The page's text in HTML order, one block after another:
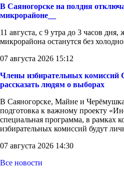
В Саяногорске на полдня
микрорайоне__
11 августа, с 9 утра до 3 часов дня,
микрорайона останутся без
07 августа 2026 15:12
Члены избирательных комиссий
рассказать людям о выборах
В Саяногорске, Майне и
подготовка к важному проекту
специальная программа, в рамках
избирательных комиссий будут
07 августа 2026 14:30
Все новости